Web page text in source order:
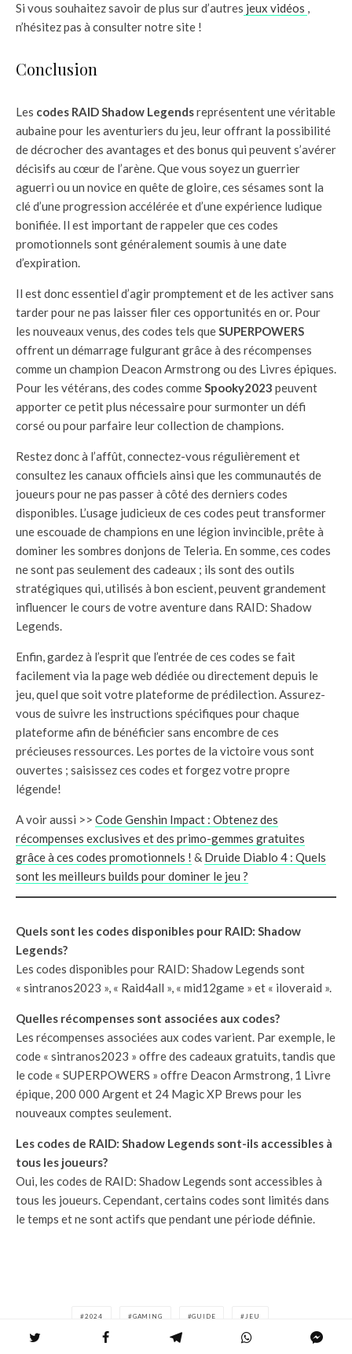
Si vous souhaitez savoir de plus sur d’autres jeux vidéos ,
n’hésitez pas à consulter notre site !
Conclusion
Les codes RAID Shadow Legendsreprésentent une véritable
aubaine pour les aventuriers du jeu, leur offrant la possibilité
de décrocher des avantages et des bonus qui peuvent s’avérer
décisifs au cœur de l’arène. Que vous soyez un guerrier
aguerri ou un novice en quête de gloire, ces sésames sont la
clé d’une progression accélérée et d’une expérience ludique
bonifiée. Il est important de rappeler que ces codes
promotionnels sont généralement soumis à une date
d’expiration.
Il est donc essentiel d’agir promptement et de les activer sans
tarder pour ne pas laisser filer ces opportunités en or. Pour
les nouveaux venus, des codes tels queSUPERPOWERS
offrent un démarrage fulgurant grâce à des récompenses
comme un champion Deacon Armstrong ou des Livres épiques.
Pour les vétérans, des codes commeSpooky2023 peuvent
apporter ce petit plus nécessaire pour surmonter un défi
corsé ou pour parfaire leur collection de champions.
Restez donc à l’affût, connectez-vous régulièrement et
consultez les canaux officiels ainsi que les communautés de
joueurs pour ne pas passer à côté des derniers codes
disponibles. L’usage judicieux de ces codes peut transformer
une escouade de champions en une légion invincible, prête à
dominer les sombres donjons de Teleria. En somme, ces codes
ne sont pas seulement des cadeaux ; ils sont des outils
stratégiques qui, utilisés à bon escient, peuvent grandement
influencer le cours de votre aventure dans RAID: Shadow
Legends.
Enfin, gardez à l’esprit que l’entrée de ces codes se fait
facilement via la page web dédiée ou directement depuis le
jeu, quel que soit votre plateforme de prédilection. Assurez-
vous de suivre les instructions spécifiques pour chaque
plateforme afin de bénéficier sans encombre de ces
précieuses ressources. Les portes de la victoire vous sont
ouvertes ; saisissez ces codes et forgez votre propre
légende!
A voir aussi >> Code Genshin Impact : Obtenez des
récompenses exclusives et des primo-gemmes gratuites
grâce à ces codes promotionnels ! & Druide Diablo 4 : Quels
sont les meilleurs builds pour dominer le jeu ?
Quels sont les codes disponibles pour RAID: Shadow
Legends?
Les codes disponibles pour RAID: Shadow Legends sont
« sintranos2023 », « Raid4all », « mid12game » et « iloveraid ».
Quelles récompenses sont associées aux codes?
Les récompenses associées aux codes varient. Par exemple, le
code « sintranos2023 » offre des cadeaux gratuits, tandis que
le code « SUPERPOWERS » offre Deacon Armstrong, 1 Livre
épique, 200 000 Argent et 24 Magic XP Brews pour les
nouveaux comptes seulement.
Les codes de RAID: Shadow Legends sont-ils accessibles à
tous les joueurs?
Oui, les codes de RAID: Shadow Legends sont accessibles à
tous les joueurs. Cependant, certains codes sont limités dans
le temps et ne sont actifs que pendant une période définie.
2024 GAMING GUIDE JEU
JEU VIDÉO